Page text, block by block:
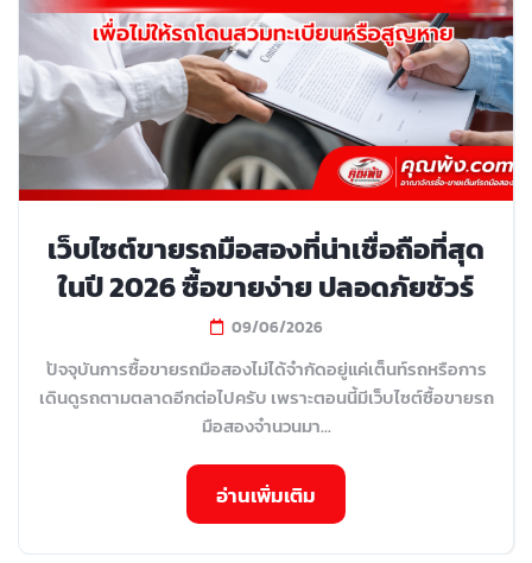
เว็บไซต์ขายรถมือสองที่น่าเชื่อถือที่สุด
ในปี 2026 ซื้อขายง่าย ปลอดภัยชัวร์
09/06/2026
ปัจจุบันการซื้อขายรถมือสองไม่ได้จำกัดอยู่แค่เต็นท์รถหรือการ
เดินดูรถตามตลาดอีกต่อไปครับ เพราะตอนนี้มีเว็บไซต์ซื้อขายรถ
มือสองจำนวนมา...
อ่านเพิ่มเติม